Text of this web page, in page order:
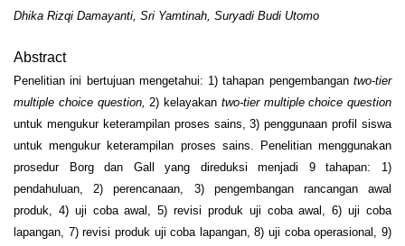
Dhika Rizqi Damayanti, Sri Yamtinah, Suryadi Budi Utomo
Abstract
Penelitian ini bertujuan mengetahui: 1) tahapan pengembangan two-tier
multiple choice question, 2) kelayakan two-tier multiple choice question
untuk mengukur keterampilan proses sains, 3) penggunaan profil siswa
untuk mengukur keterampilan proses sains. Penelitian menggunakan
prosedur Borg dan Gall yang direduksi menjadi 9 tahapan: 1)
pendahuluan, 2) perencanaan, 3) pengembangan rancangan awal
produk, 4) uji coba awal, 5) revisi produk uji coba awal, 6) uji coba
lapangan, 7) revisi produk uji coba lapangan, 8) uji coba operasional, 9)